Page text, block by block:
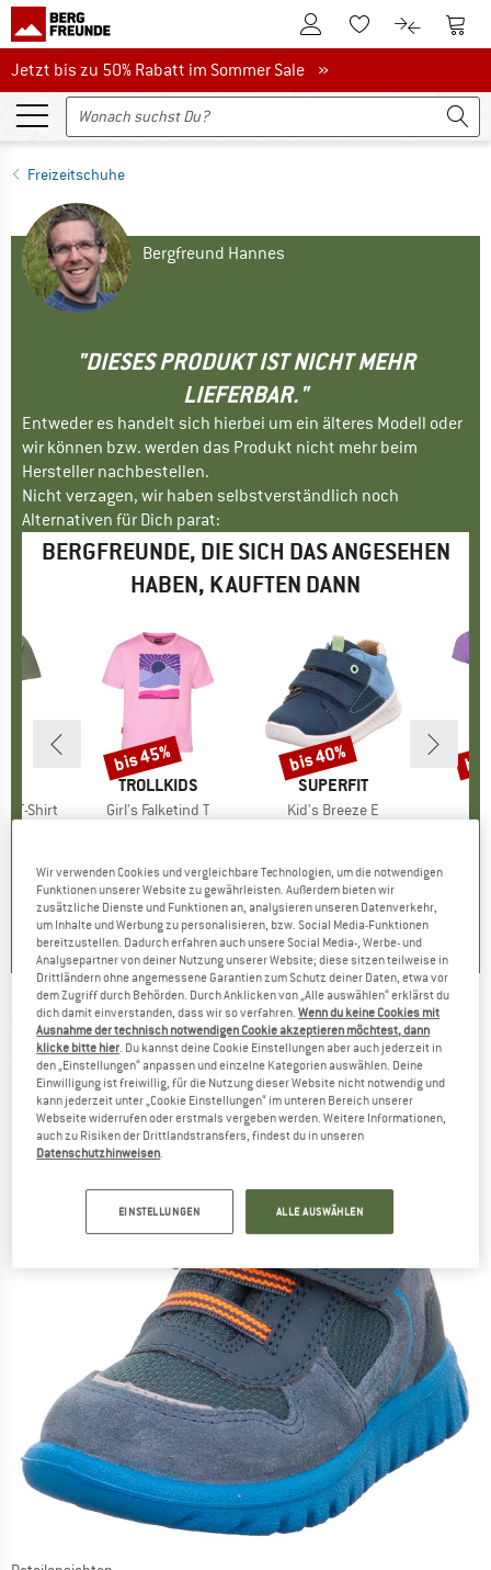
Zum KundenkontoZum Merkzettel.
Zum Zum
Jetzt bis zu 50% Rabatt im Sommer Sale
Jetzt bis zu 50% Rabatt im Sommer Sale »
Freizeitschuhe
Bergfreund Hannes
"DIESES PRODUKT IST NICHT MEHR
LIEFERBAR."
Entweder es handelt sich hierbei um ein älteres Modell oder
wir können bzw. werden das Produkt nicht mehr beim
Hersteller nachbestellen.
Nicht verzagen, wir haben selbstverständlich noch
Alternativen für Dich parat:
BERGFREUNDE, DIE SICH DAS ANGESEHEN
HABEN, KAUFTEN DANN
T-Shirt
)
MARKE
TROLLKIDS
Artikel
Girl's Falketind T
CHF 10.97
0.0(0)
Rabatt
bis 45%
MARKE
SUPERFIT
Artikel
Kid's Breeze E
CHF 38.37
5.0(1)
Rabatt
bis 40%
SUPERFIT -Kid's Sport7 Mini - Freizeitschuhe
(0)
Wir verwenden Cookies und vergleichbare Technologien, um die notwendigen
Funktionen unserer Website zu gewährleisten. Außerdem bieten wir
zusätzliche Dienste und Funktionen an, analysieren unseren Datenverkehr,
um Inhalte und Werbung zu personalisieren, bzw. Social Media-Funktionen
bereitzustellen. Dadurch erfahren auch unsere Social Media-, Werbe- und
Analysepartner von deiner Nutzung unserer Website; diese sitzen teilweise in
Drittländern ohne angemessene Garantien zum Schutz deiner Daten, etwa vor
dem Zugriff durch Behörden. Durch Anklicken von „Alle auswählen“ erklärst du
dich damit einverstanden, dass wir so verfahren.Wenn du keine Cookies mit
Ausnahme der technisch notwendigen Cookie akzeptieren möchtest, dann
klicke bitte hier . Du kannst deine Cookie Einstellungen aber auch jederzeit in
den „Einstellungen“ anpassen und einzelne Kategorien auswählen. Deine
Einwilligung ist freiwillig, für die Nutzung dieser Website nicht notwendig und
kann jederzeit unter „Cookie Einstellungen“ im unteren Bereich unserer
Webseite widerrufen oder erstmals vergeben werden. Weitere Informationen,
auch zu Risiken der Drittlandstransfers, findest du in unseren
Datenschutzhinweisen
EINSTELLUNGEN ALLE AUSWÄHLEN